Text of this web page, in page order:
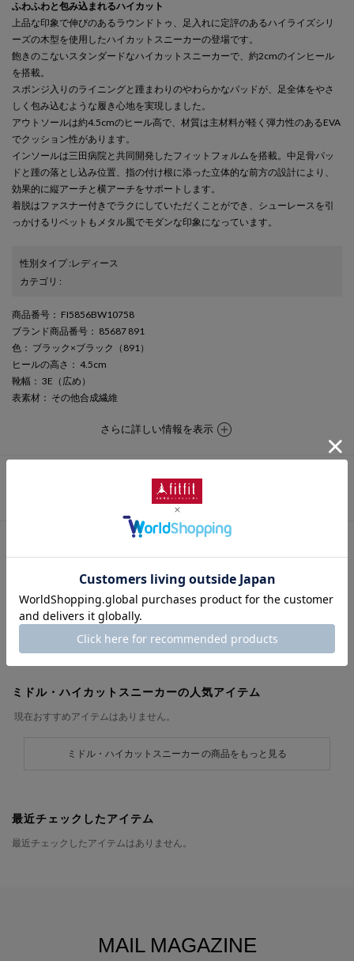
ふわふわと包み込まれるハイカット
上品な印象で伸びのあるラウンドトゥ、足入れに定評のあるハイライズシリ
ーズの木型を使用したハイカットスニーカーの登場です。
飽きのこないスタンダードなハイカットスニーカーで、約2cmのインヒール
を搭載。
スポンジ入りのライニングと踵まわりのやわらかなパッドが、足全体をやさ
しく包み込むような履き心地を実現しました。
アウトソールは約4.5cmのヒール高で、材質は主材料が軽く弾力性のあるEVA
でクッション性があります。
インソールは三田病院と共同開発したフィットフォルムを搭載。中足骨パッ
ドと踵の落とし込み位置、指の付け根に添った立体的な前方の設計により、
効果的に縦アーチと横アーチをサポートします。
着脱はファスナー付きでラクにしていただくことができ、シューレースを引
っかけるリベットもメタル風でモダンな印象になっています。
性別タイプ : レディース
カテゴリ :
商品番号 ： FI5856BW10758
ブランド商品番号 ： 85687 891
色 ： ブラック×ブラック（891）
ヒールの高さ ： 4.5cm
靴幅 ： 3E（広め）
表素材 ： その他合成繊維
さらに詳しい情報を表示
この商品に関するお問い合わせ
このアイテムを見ている人におすすめ
ミドル・ハイカットスニーカーの人気アイテム
現在おすすめアイテムはありません。
ミドル・ハイカットスニーカー の商品をもっと見る
最近チェックしたアイテム
最近チェックしたアイテムはありません。
MAIL MAGAZINE